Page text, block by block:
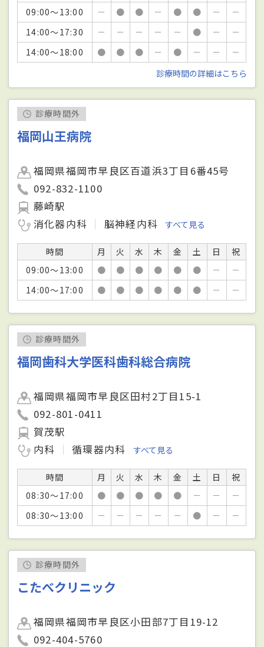
09:00～13:00
－ ● ● － ● ● －
－
14:00～17:30
－ － － － － ● －
－
14:00～18:00
● ● ● － ● － －
－
診療時間の詳細はこちら
診療時間外
福岡山王病院
福岡県福岡市早良区百道浜3丁目6番45号
092-832-1100
藤崎駅
消化器内科
脳神経内科 すべて見る
時間 月 火 水 木 金 土 日
祝
09:00～13:00
● ● ● ● ● ● －
－
14:00～17:00
● ● ● ● ● ● － －
診療時間外
福岡歯科大学医科歯科総合病院
福岡県福岡市早良区田村2丁目15-1
092-801-0411
賀茂駅
内科
循環器内科 すべて見る
時間 月 火 水 木 金 土 日
祝
08:30～17:00
● ● ● ● ● － －
－
08:30～13:00
－ － － － － ● － －
診療時間外
こたべクリニック
福岡県福岡市早良区小田部7丁目19-12
092-404-5760